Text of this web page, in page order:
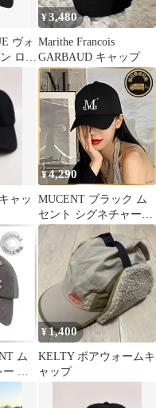
ヴォ
ロゴ
¥3,480
Marithe Francois
GARBAUD キャップ
ャッ
¥4,290
MUCENT ブラック ム
セント シグネチャーロ
ゴボールキャップ 新品
未使用
ム
ー ピ
¥1,400
KELTY ボアウォームキ
ャップ